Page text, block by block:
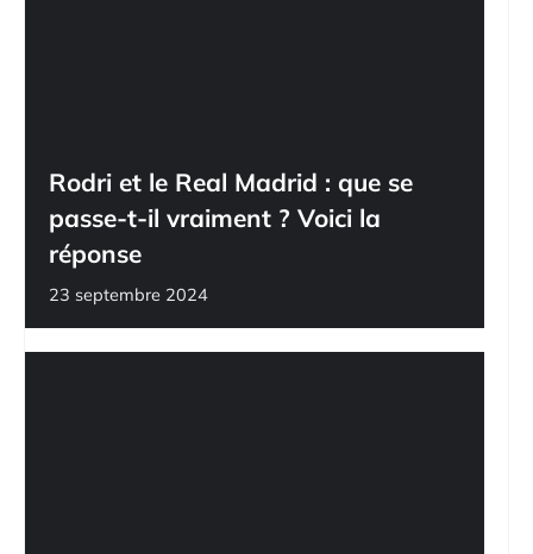
Rodri et le Real Madrid : que se
passe-t-il vraiment ? Voici la
réponse
23 septembre 2024